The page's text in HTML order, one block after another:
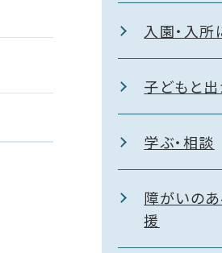
入園・入所
子どもと
学ぶ・相談
障がいの
援